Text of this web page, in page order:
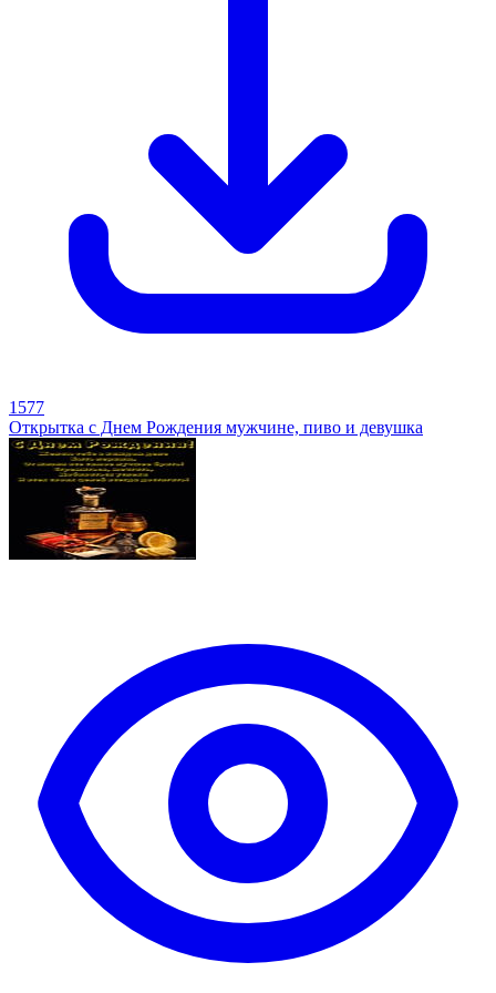
1577
Открытка с Днем Рождения мужчине, пиво и девушка